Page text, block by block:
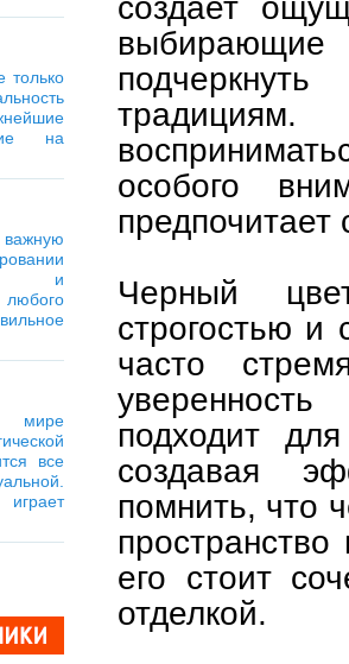
только
на
и
мире
все
особого
предпочитает
Черный
строгостью и
часто
подходит
создавая
помнить, что
его стоит
отделкой.